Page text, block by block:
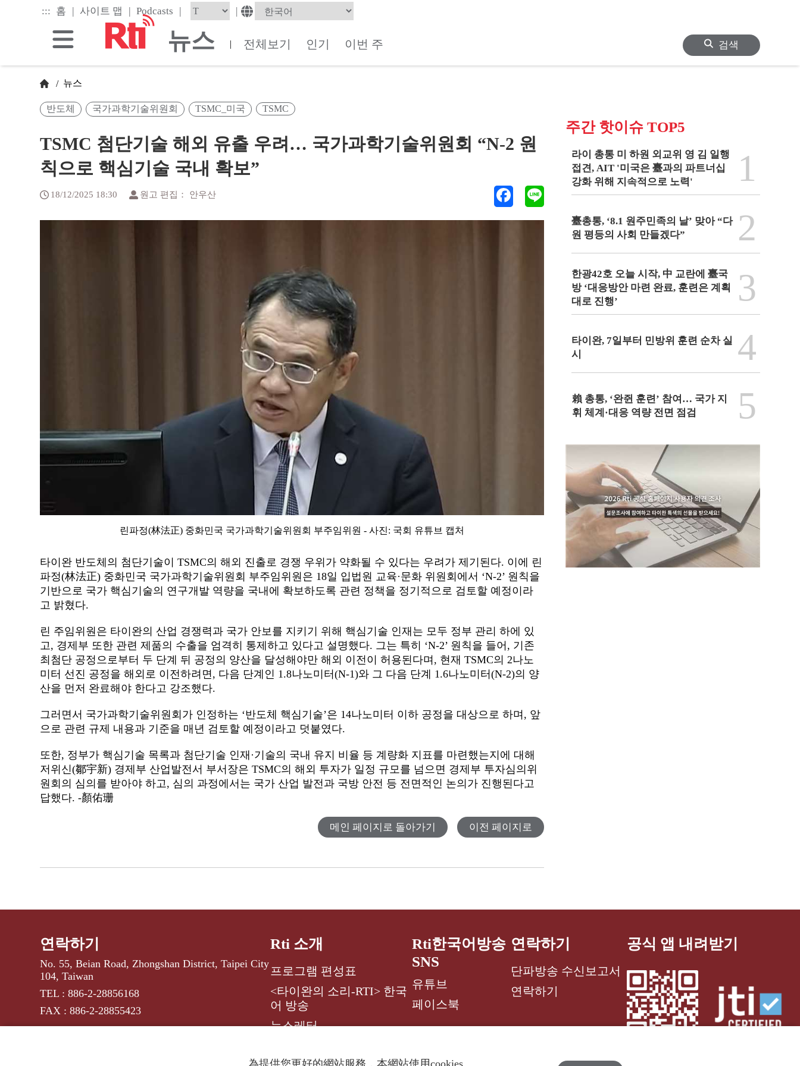
::: 홈 | 사이트 맵 | Podcasts | |
뉴스 | 전체보기 인기 이번 주 검색
/ 뉴스
반도체 국가과학기술위원회 TSMC_미국 TSMC
TSMC 첨단기술 해외 유출 우려… 국가과학기술위원회 “N-2 원
칙으로 핵심기술 국내 확보”
18/12/2025 18:30 원고 편집： 안우산
린파정(林法正) 중화민국 국가과학기술위원회 부주임위원 - 사진: 국회 유튜브 캡처
타이완 반도체의 첨단기술이 TSMC의 해외 진출로 경쟁 우위가 약화될 수 있다는 우려가 제기된다. 이에 린
파정(林法正) 중화민국 국가과학기술위원회 부주임위원은 18일 입법원 교육·문화 위원회에서 ‘N-2’ 원칙을
기반으로 국가 핵심기술의 연구개발 역량을 국내에 확보하도록 관련 정책을 정기적으로 검토할 예정이라
고 밝혔다.
린 주임위원은 타이완의 산업 경쟁력과 국가 안보를 지키기 위해 핵심기술 인재는 모두 정부 관리 하에 있
고, 경제부 또한 관련 제품의 수출을 엄격히 통제하고 있다고 설명했다. 그는 특히 ‘N-2’ 원칙을 들어, 기존
최첨단 공정으로부터 두 단계 뒤 공정의 양산을 달성해야만 해외 이전이 허용된다며, 현재 TSMC의 2나노
미터 선진 공정을 해외로 이전하려면, 다음 단계인 1.8나노미터(N-1)와 그 다음 단계 1.6나노미터(N-2)의 양
산을 먼저 완료해야 한다고 강조했다.
그러면서 국가과학기술위원회가 인정하는 ‘반도체 핵심기술’은 14나노미터 이하 공정을 대상으로 하며, 앞
으로 관련 규제 내용과 기준을 매년 검토할 예정이라고 덧붙였다.
또한, 정부가 핵심기술 목록과 첨단기술 인재·기술의 국내 유지 비율 등 계량화 지표를 마련했는지에 대해
저위신(鄒宇新) 경제부 산업발전서 부서장은 TSMC의 해외 투자가 일정 규모를 넘으면 경제부 투자심의위
원회의 심의를 받아야 하고, 심의 과정에서는 국가 산업 발전과 국방 안전 등 전면적인 논의가 진행된다고
답했다. -顏佑珊
메인 페이지로 돌아가기 이전 페이지로
주간 핫이슈 TOP5
라이 총통 미 하원 외교위 영 김 일행
접견, AIT '미국은 臺과의 파트너십
강화 위해 지속적으로 노력'
1
臺총통, ‘8.1 원주민족의 날’ 맞아 “다
원 평등의 사회 만들겠다”
2
한광42호 오늘 시작, 中 교란에 臺국
방 ‘대응방안 마련 완료, 훈련은 계획
대로 진행’
3
타이완, 7일부터 민방위 훈련 순차 실
시
4
賴 총통, ‘완쥔 훈련’ 참여… 국가 지
휘 체계·대응 역량 전면 점검
5
연락하기
No. 55, Beian Road, Zhongshan District, Taipei City
104, Taiwan
TEL : 886-2-28856168
FAX : 886-2-28855423
Rti 소개
프로그램 편성표
<타이완의 소리-RTI> 한국
어 방송
뉴스레터
Rti한국어방송
SNS
유튜브
페이스북
연락하기
단파방송 수신보고서
연락하기
공식 앱 내려받기
為提供您更好的網站服務，本網站使用cookies。